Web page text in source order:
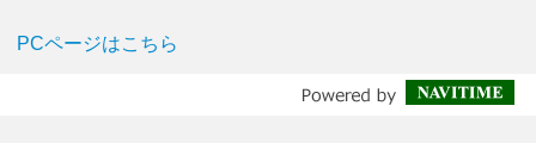
PCページはこちら